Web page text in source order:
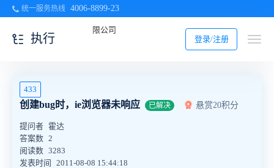
统一服务热线 4006-8899-23
登录/注册
执行
433
创建bug时，ie浏览器未响应 已解决 悬赏20积分
提问者 霍达
答案数 2
阅读数 3283
发表时间
2011-08-08 15:44:18